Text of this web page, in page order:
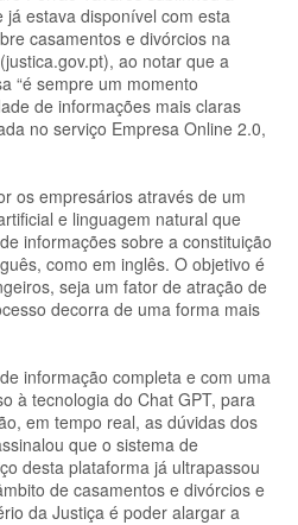
estava disponível com esta
casamentos e divórcios na
ao notar que a
“é sempre um momento
de informações mais claras
no serviço Empresa Online 2.0,
os empresários através de um
e linguagem natural que
informações sobre a constituição
como em inglês. O objetivo é
seja um fator de atração de
decorra de uma forma mais
informação completa e com uma
à tecnologia do Chat GPT, para
em tempo real, as dúvidas dos
que o sistema de
desta plataforma já ultrapassou
de casamentos e divórcios e
da Justiça é poder alargar a